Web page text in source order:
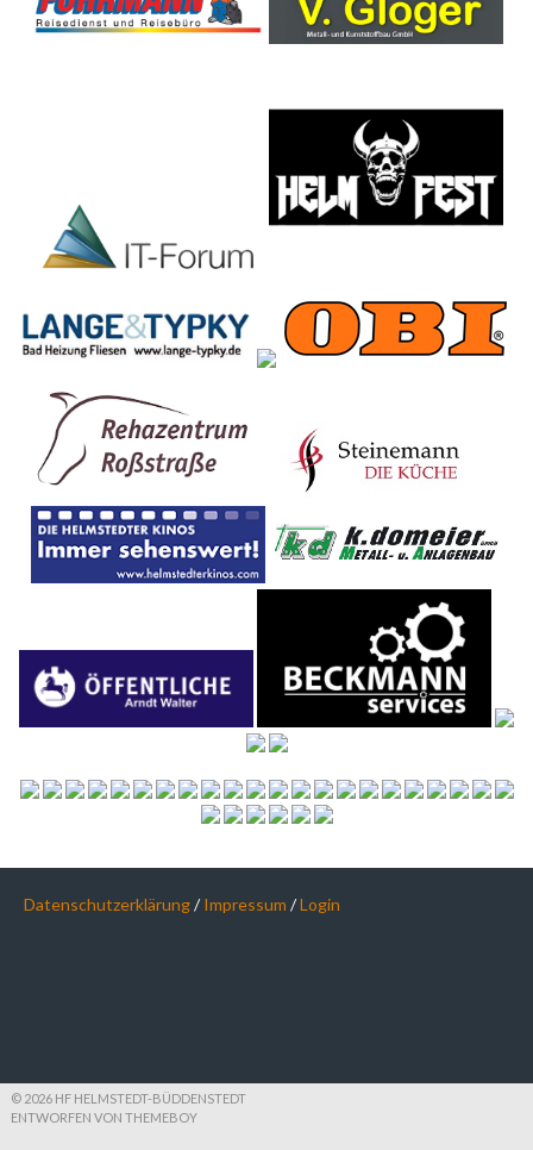
Datenschutzerklärung/Impressum /Login
© 2026 HF HELMSTEDT-BÜDDENSTEDT
ENTWORFEN VON THEMEBOY